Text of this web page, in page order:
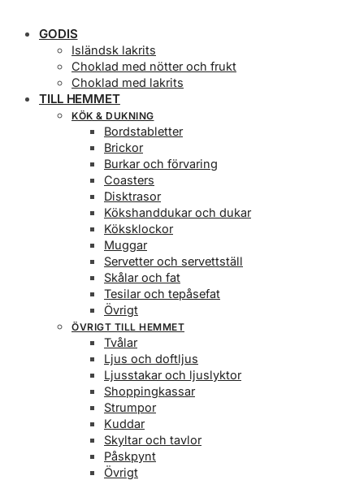
GODIS
Isländsk lakrits
Choklad med nötter och frukt
Choklad med lakrits
TILL HEMMET
KÖK & DUKNING
Bordstabletter
Brickor
Burkar och förvaring
Coasters
Disktrasor
Kökshanddukar och dukar
Köksklockor
Muggar
Servetter och servettställ
Skålar och fat
Tesilar och tepåsefat
Övrigt
ÖVRIGT TILL HEMMET
Tvålar
Ljus och doftljus
Ljusstakar och ljuslyktor
Shoppingkassar
Strumpor
Kuddar
Skyltar och tavlor
Påskpynt
Övrigt